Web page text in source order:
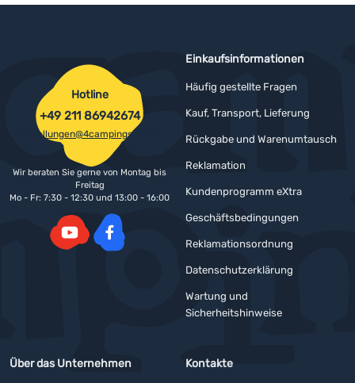
Einkaufsinformationen
Häufig gestellte Fragen
Kauf, Transport, Lieferung
Rückgabe und Warenumtausch
Reklamation
Kundenprogramm eXtra
Geschäftsbedingungen
Reklamationsordnung
Datenschutzerklärung
Wartung und
Sicherheitshinweise
Über das Unternehmen Kontakte
Hotline
+49 211 86942674
bestellungen@4campingshop.de
Wir beraten Sie gerne von Montag bis
Freitag
Mo - Fr: 7:30 - 12:30 und 13:00 - 16:00